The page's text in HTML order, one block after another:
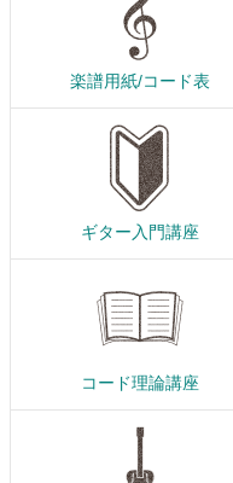
楽譜用紙/コード表
ギター入門講座
コード理論講座